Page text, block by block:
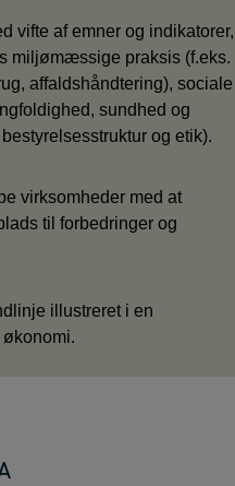
vifte af emner og indikatorer,
miljømæssige praksis (f.eks.
affaldshåndtering), sociale
sundhed og
og etik).
virksomheder med at
til forbedringer og